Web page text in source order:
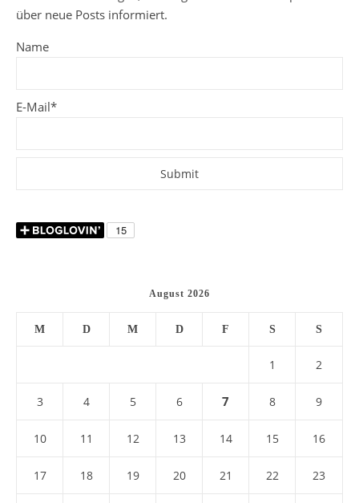
über neue Posts informiert.
Name
E-Mail*
August 2026
M D M D F S S
1 2
3 4 5 6 7 8 9
10 11 12 13 14 15 16
17 18 19 20 21 22 23